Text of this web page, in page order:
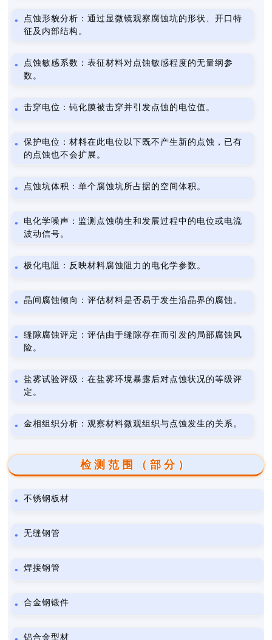
点蚀形貌分析：通过显微镜观察腐蚀坑的形状、开口特
征及内部结构。
点蚀敏感系数：表征材料对点蚀敏感程度的无量纲参
数。
击穿电位：钝化膜被击穿并引发点蚀的电位值。
保护电位：材料在此电位以下既不产生新的点蚀，已有
的点蚀也不会扩展。
点蚀坑体积：单个腐蚀坑所占据的空间体积。
电化学噪声：监测点蚀萌生和发展过程中的电位或电流
波动信号。
极化电阻：反映材料腐蚀阻力的电化学参数。
晶间腐蚀倾向：评估材料是否易于发生沿晶界的腐蚀。
缝隙腐蚀评定：评估由于缝隙存在而引发的局部腐蚀风
险。
盐雾试验评级：在盐雾环境暴露后对点蚀状况的等级评
定。
金相组织分析：观察材料微观组织与点蚀发生的关系。
检测范围（部分）
不锈钢板材
无缝钢管
焊接钢管
合金钢锻件
铝合金型材